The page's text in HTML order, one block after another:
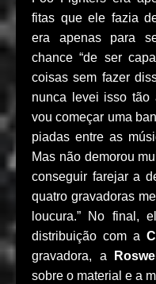
fitas que ele fazia
era apenas para
chance “de ser
coisas sem fazer
nunca levei isso tão
vou começar uma
piadas entre as
Mas não demorou
conseguir farejar a
quatro gravadoras
loucura.” No final,
distribuição com a
gravadora, a
sobre o material e a